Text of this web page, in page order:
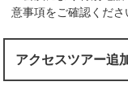
意事項をご確認くださ
アクセスツアー追